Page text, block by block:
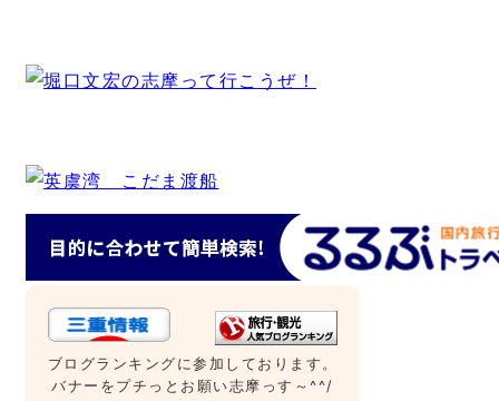
ブログランキングに参加しております。
バナーをプチっとお願い志摩っす～^^/